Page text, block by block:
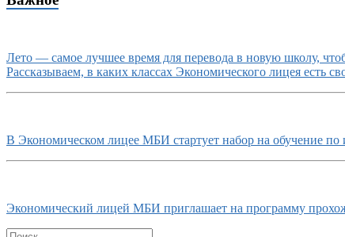
Лето — самое лучшее время для перевода в новую школу,
Рассказываем, в каких классах Экономического лицея есть
В Экономическом лицее МБИ стартует набор на обучение по
Экономический лицей МБИ приглашает на программу